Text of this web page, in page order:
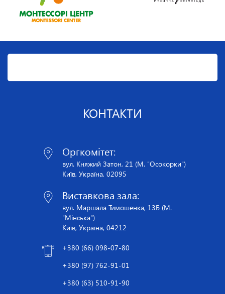
КОНТАКТИ
Оргкомітет:
вул. Княжий Затон, 21 (М. "Осокорки")
Київ, Україна, 02095
Виставкова зала:
вул. Маршала Тимошенка, 13Б (М.
"Мінська")
Київ, Україна, 04212
+380 (66) 098-07-80
+380 (97) 762-91-01
+380 (63) 510-91-90